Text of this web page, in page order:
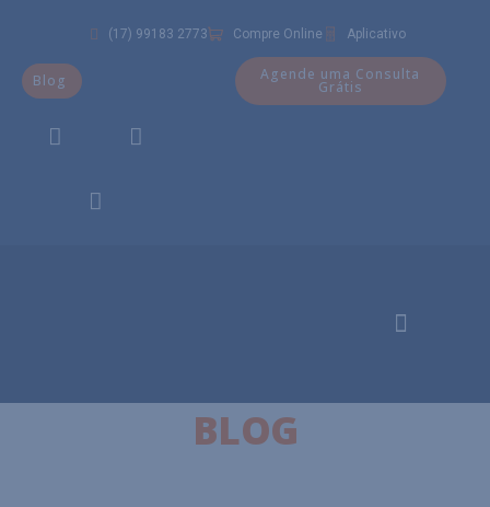
(17) 99183 2773 Compre Online Aplicativo
Blog Agende uma Consulta
Grátis
BLOG